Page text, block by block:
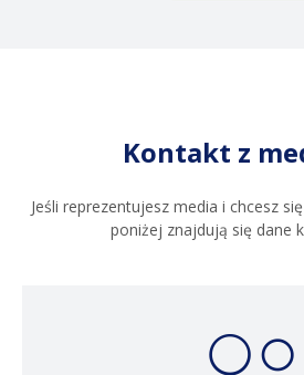
Kontakt z
Jeśli reprezentujesz media i chcesz
poniżej znajdują się dane